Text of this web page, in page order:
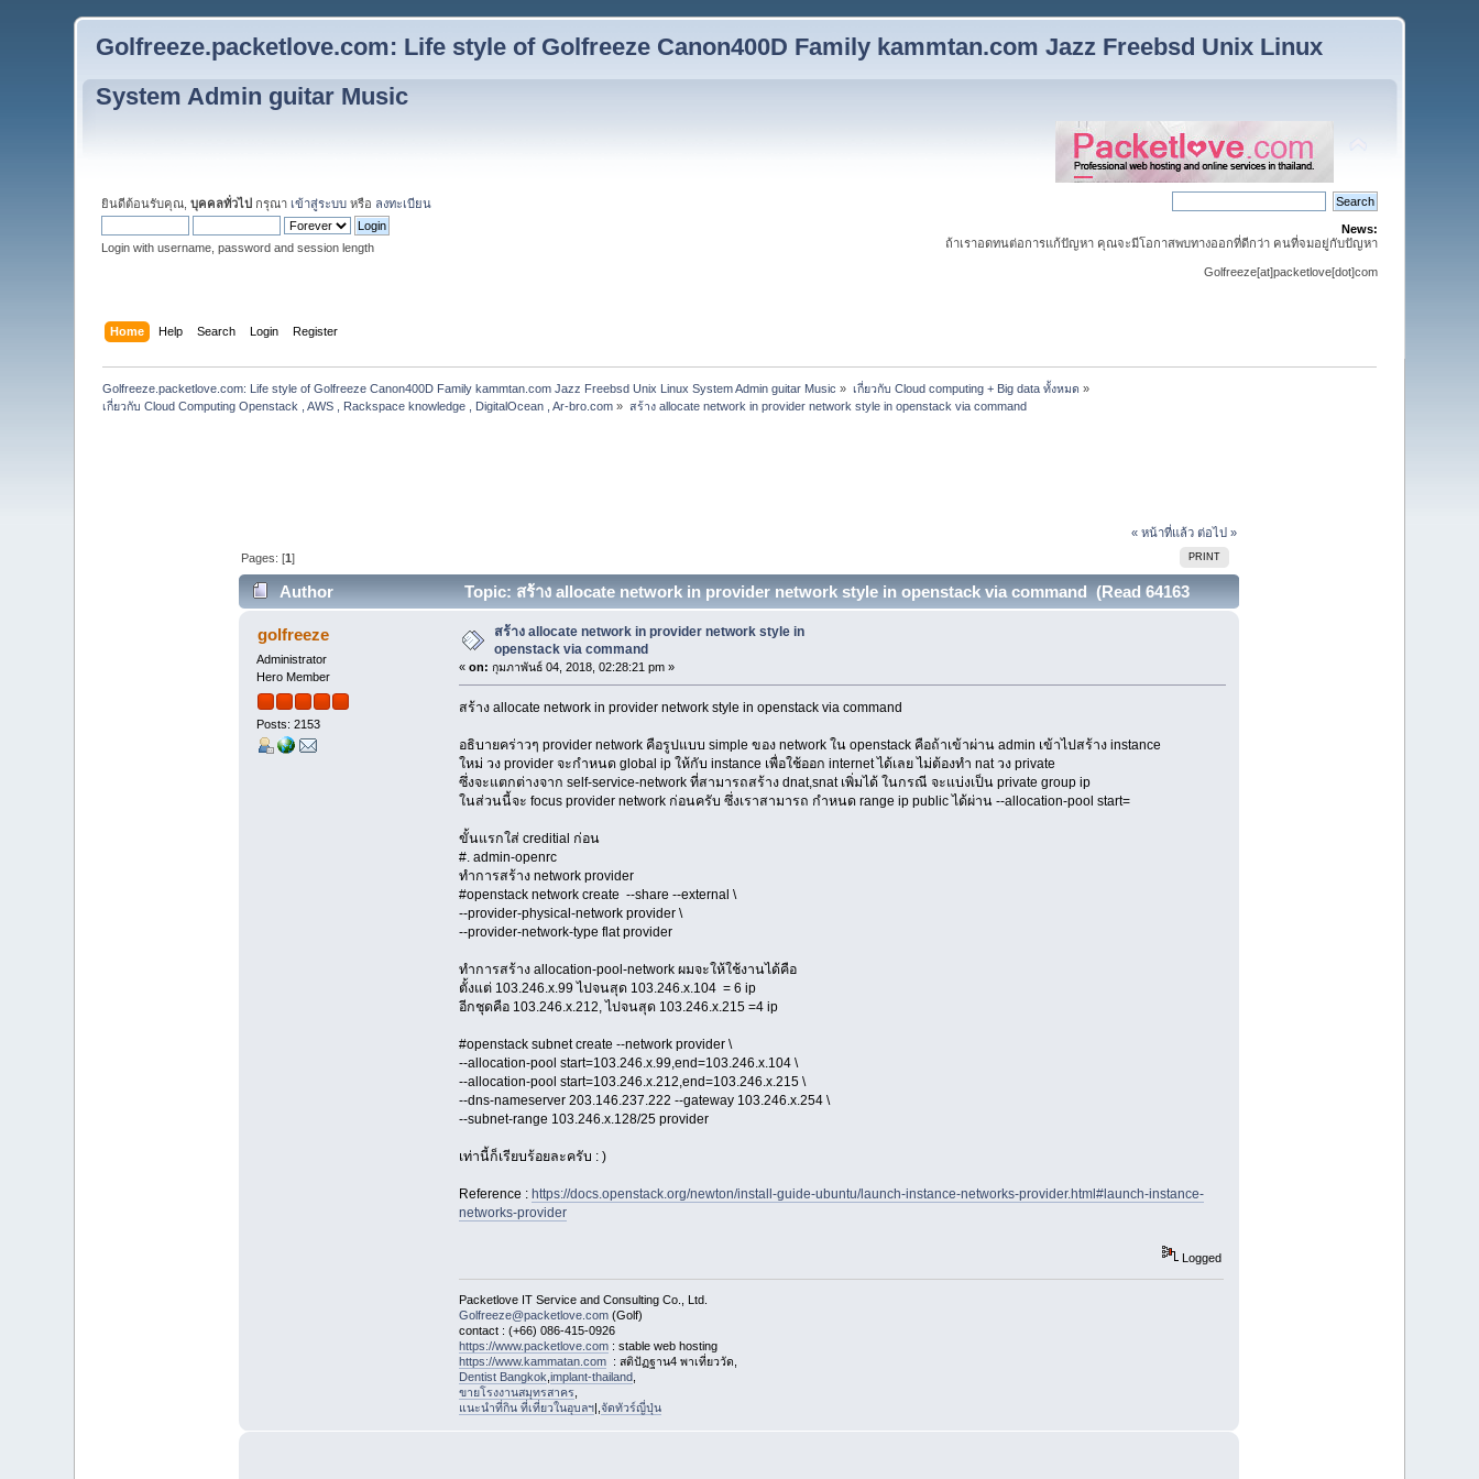
Golfreeze.packetlove.com: Life style of Golfreeze Canon400D Family kammtan.com Jazz Freebsd Unix Linux
System Admin guitar Music
ยินดีต้อนรับคุณ,บุคคลทั่วไป กรุณา เข้าสู่ระบบ หรือ ลงทะเบียน
Login with username, password and session length
News:
ถ้าเราอดทนต่อการแก้ปัญหา คุณจะมีโอกาสพบทางออกที่ดีกว่า คนที่จมอยู่กับปัญหา
Golfreeze[at]packetlove[dot]com
Home Help Search Login Register
Golfreeze.packetlove.com: Life style of Golfreeze Canon400D Family kammtan.com Jazz Freebsd Unix Linux System Admin guitar Music » เกี่ยวกับ Cloud computing + Big data ทั้งหมด »
เกี่ยวกับ Cloud Computing Openstack , AWS , Rackspace knowledge , DigitalOcean , Ar-bro.com » สร้าง allocate network in provider network style in openstack via command
« หน้าที่แล้ว ต่อไป »
PRINT
Pages: [1]
Author
Topic: สร้าง allocate network in provider network style in openstack via command (Read 64163
times)
golfreeze
Administrator
Hero Member
Posts: 2153
สร้าง allocate network in provider network style in
openstack via command
« on: กุมภาพันธ์ 04, 2018, 02:28:21 pm »
สร้าง allocate network in provider network style in openstack via command
อธิบายคร่าวๆ provider network คือรูปแบบ simple ของ network ใน openstack คือถ้าเข้าผ่าน admin เข้าไปสร้าง instance
ใหม่ วง provider จะกำหนด global ip ให้กับ instance เพื่อใช้ออก internet ได้เลย ไม่ต้องทำ nat วง private
ซึ่งจะแตกต่างจาก self-service-network ที่สามารถสร้าง dnat,snat เพิ่มได้ ในกรณี จะแบ่งเป็น private group ip
ในส่วนนี้จะ focus provider network ก่อนครับ ซึ่งเราสามารถ กำหนด range ip public ได้ผ่าน --allocation-pool start=
ขั้นแรกใส่ creditial ก่อน
#. admin-openrc
ทำการสร้าง network provider
#openstack network create --share --external \
--provider-physical-network provider \
--provider-network-type flat provider
ทำการสร้าง allocation-pool-network ผมจะให้ใช้งานได้คือ
ตั้งแต่ 103.246.x.99 ไปจนสุด 103.246.x.104 = 6 ip
อีกชุดคือ 103.246.x.212, ไปจนสุด 103.246.x.215 =4 ip
#openstack subnet create --network provider \
--allocation-pool start=103.246.x.99,end=103.246.x.104 \
--allocation-pool start=103.246.x.212,end=103.246.x.215 \
--dns-nameserver 203.146.237.222 --gateway 103.246.x.254 \
--subnet-range 103.246.x.128/25 provider
เท่านี้ก็เรียบร้อยละครับ : )
Reference : https://docs.openstack.org/newton/install-guide-ubuntu/launch-instance-networks-provider.html#launch-instance-
networks-provider
Logged
Packetlove IT Service and Consulting Co., Ltd.
Golfreeze@packetlove.com(Golf)
contact : (+66) 086-415-0926
https://www.packetlove.com: stable web hosting
https://www.kammatan.com: สติปัฏฐาน4 พาเที่ยววัด,
Dentist Bangkok implant-thailand,
ขายโรงงานสมุทรสาคร,
แนะนำที่กิน ที่เที่ยวในอุบลฯ|, จัดทัวร์ญี่ปุ่น